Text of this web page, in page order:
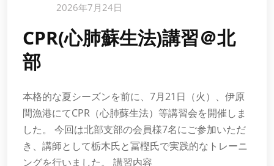
2026年7月24日
CPR(心肺蘇生法)講習＠北
部
本格的な夏シーズンを前に、7月21日（火）、伊原
間漁港にてCPR（心肺蘇生法）等講習会を開催しま
した。 今回は北部支部の会員様7名にご参加いただ
き、講師として栃木氏と冨樫氏で実践的なトレーニ
ングを行いました。 講習内容